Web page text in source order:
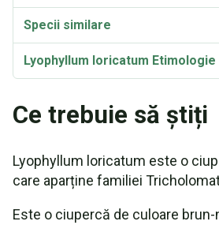
Specii similare
Lyophyllum loricatum Etimologie
Ce trebuie să știți
Lyophyllum loricatum este o
care aparține familiei
Este o ciupercă de culoare